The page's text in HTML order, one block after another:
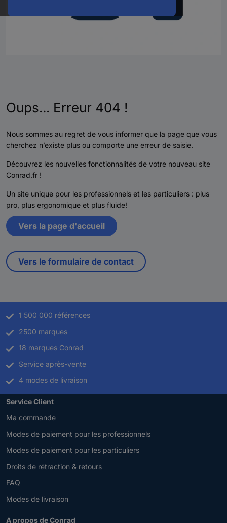
Oups... Erreur 404 !
Nous sommes au regret de vous informer que la page que vous
cherchez n’existe plus ou comporte une erreur de saisie.
Découvrez les nouvelles fonctionnalités de votre nouveau site
Conrad.fr !
Un site unique pour les professionnels et les particuliers : plus
pro, plus ergonomique et plus fluide!
Vers la page d'accueil
Vers le formulaire de contact
1 500 000 références
2500 marques
18 marques Conrad
Service après-vente
4 modes de livraison
Service Client
Ma commande
Modes de paiement pour les professionnels
Modes de paiement pour les particuliers
Droits de rétraction & retours
FAQ
Modes de livraison
A propos de Conrad